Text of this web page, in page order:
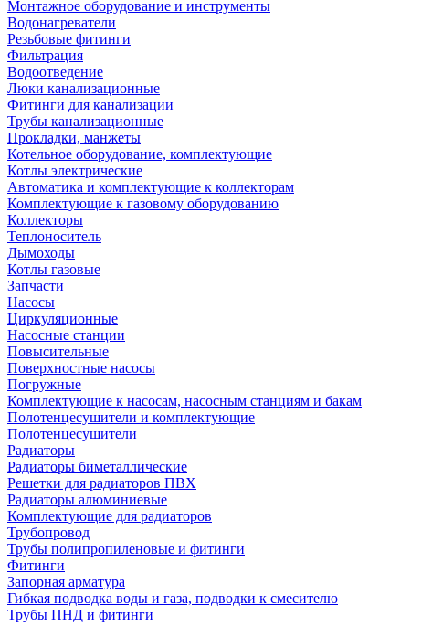
Монтажное оборудование и инструменты
Водонагреватели
Резьбовые фитинги
Фильтрация
Водоотведение
Люки канализационные
Фитинги для канализации
Трубы канализационные
Прокладки, манжеты
Котельное оборудование, комплектующие
Котлы электрические
Автоматика и комплектующие к коллекторам
Комплектующие к газовому оборудованию
Коллекторы
Теплоноситель
Дымоходы
Котлы газовые
Запчасти
Насосы
Циркуляционные
Насосные станции
Повысительные
Поверхностные насосы
Погружные
Комплектующие к насосам, насосным станциям и бакам
Полотенцесушители и комплектующие
Полотенцесушители
Радиаторы
Радиаторы биметаллические
Решетки для радиаторов ПВХ
Радиаторы алюминиевые
Комплектующие для радиаторов
Трубопровод
Трубы полипропиленовые и фитинги
Фитинги
Запорная арматура
Гибкая подводка воды и газа, подводки к смесителю
Трубы ПНД и фитинги